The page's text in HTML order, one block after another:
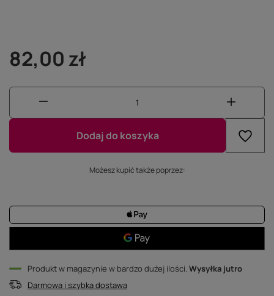
82,00 zł
Dodaj do koszyka
Możesz kupić także poprzez:
Produkt w magazynie w bardzo dużej ilości Wysyłka jutro
Darmowa i szybka dostawa